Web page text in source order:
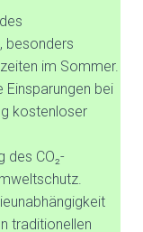
besonders
im Sommer.
Einsparungen bei
kostenloser
des CO₂-
traditionellen